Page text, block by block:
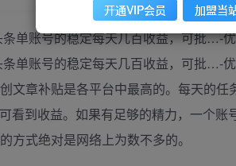
文章补贴是各平台中最高的。每天的任
到收益。如果有足够的精力，一个账
方式绝对是网络上为数不多的。
开通VIP会员 加盟当